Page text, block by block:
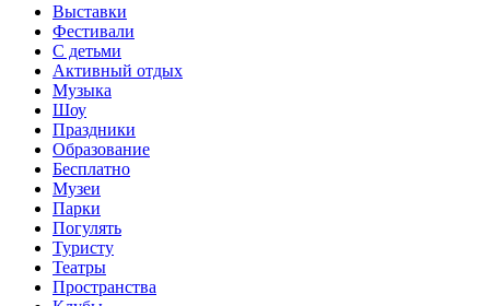
Выставки
Фестивали
С детьми
Активный отдых
Музыка
Шоу
Праздники
Образование
Бесплатно
Музеи
Парки
Погулять
Туристу
Театры
Пространства